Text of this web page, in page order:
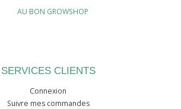
SERVICES CLIENTS
Connexion
Suivre mes commandes